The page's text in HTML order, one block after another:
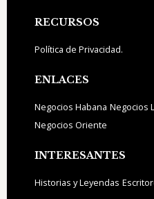
Footer
RECURSOS
Política de Privacidad.
ENLACES
Negocios Habana Negocios
Negocios Oriente
INTERESANTES
Historias y Leyendas